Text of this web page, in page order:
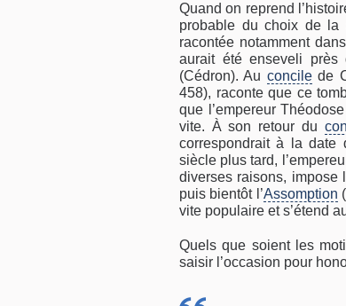
Quand on reprend
probable du choix de la
racontée notamment
aurait été enseveli
(Cédron). Au concilede
458), raconte que ce
que l’empereur
vite. À son retour du
correspondrait à la date
siècle plus tard,
diverses raisons, impose
puis bientôt l’Assomption
vite populaire et s’étend
Quels que soient les
saisir l’occasion pour